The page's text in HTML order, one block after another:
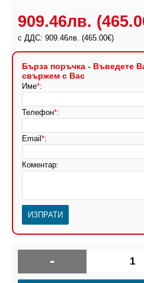
909.46лв.
с ДДС: 909.46лв. (465.00€)
Бърза поръчка - Въведете
свържем с Вас
Име*:
Телефон*:
Email *:
Коментар:
-